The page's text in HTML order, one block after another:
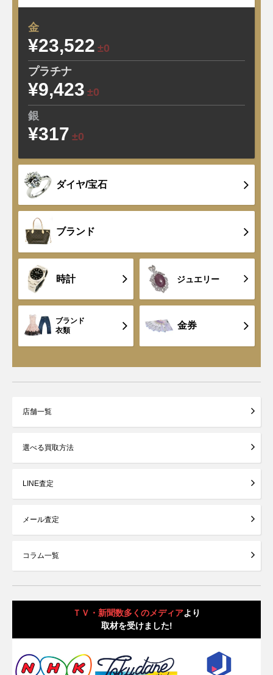
金
¥23,522 ±0
プラチナ
¥9,423 ±0
銀
¥317 ±0
ダイヤ/宝石
ブランド
時計 ジュエリー
ブランド
衣類
金券
店舗一覧
選べる買取方法
LINE査定
メール査定
コラム一覧
ＴＶ・新聞数多くのメディアより
取材を受けました!